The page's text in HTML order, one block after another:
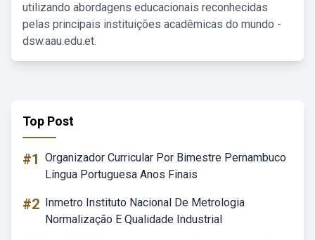
utilizando abordagens educacionais reconhecidas
pelas principais instituições acadêmicas do mundo -
dsw.aau.edu.et.
Top Post
#1 Organizador Curricular Por Bimestre Pernambuco
Língua Portuguesa Anos Finais
#2 Inmetro Instituto Nacional De Metrologia
Normalização E Qualidade Industrial